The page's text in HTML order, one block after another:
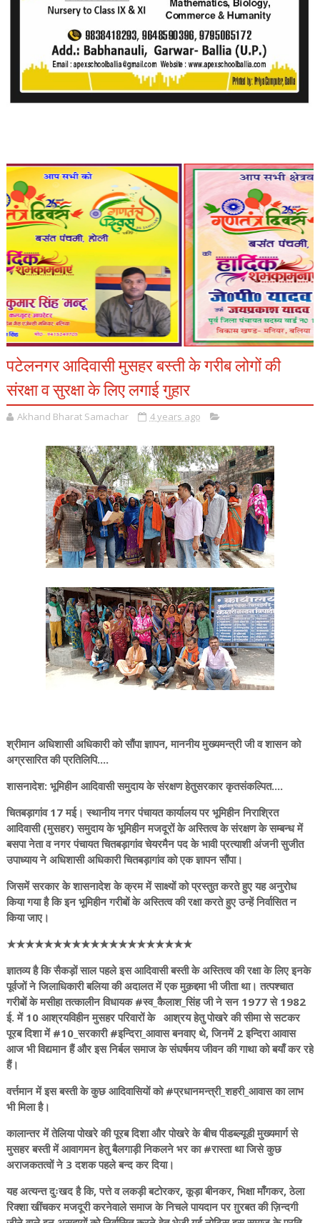
पटेलनगर आदिवासी मुसहर बस्ती के गरीब लोगों की
संरक्षा व सुरक्षा के लिए लगाई गुहार
Akhand Bharat Samachar 4 years ago
श्रीमान अधिशासी अधिकारी को सौंपा ज्ञापन, माननीय मुख्यमन्त्री जी व शासन को
अग्रसारित की प्रतिलिपि....
शासनादेश: भूमिहीन आदिवासी समुदाय के संरक्षण हेतुसरकार कृतसंकल्पित....
चितबड़ागांव 17 मई। स्थानीय नगर पंचायत कार्यालय पर भूमिहीन निराश्रित
आदिवासी (मुसहर) समुदाय के भूमिहीन मजदूरों के अस्तित्व के संरक्षण के सम्बन्ध में
बसपा नेता व नगर पंचायत चितबड़ागांव चेयरमैन पद के भावी प्रत्याशी अंजनी सुजीत
उपाध्याय ने अधिशासी अधिकारी चितबड़ागांव को एक ज्ञापन सौंपा।
जिसमें सरकार के शासनादेश के क्रम में साक्ष्यों को प्रस्तुत करते हुए यह अनुरोध
किया गया है कि इन भूमिहीन गरीबों के अस्तित्व की रक्षा करते हुए उन्हें निर्वासित न
किया जाए।
★★★★★★★★★★★★★★★★★★★★
ज्ञातव्य है कि सैकड़ों साल पहले इस आदिवासी बस्ती के अस्तित्व की रक्षा के लिए इनके
पूर्वजों ने जिलाधिकारी बलिया की अदालत में एक मुक़द्दमा भी जीता था। तत्पश्चात
गरीबों के मसीहा तत्कालीन विधायक #स्व_कैलाश_सिंह जी ने सन 1977 से 1982
ई. में 10 आश्रयविहीन मुसहर परिवारों के आश्रय हेतु पोखरे की सीमा से सटकर
पूरब दिशा में #10_सरकारी #इन्दिरा_आवास बनवाए थे, जिनमें 2 इन्दिरा आवास
आज भी विद्यमान हैं और इस निर्बल समाज के संघर्षमय जीवन की गाथा को बयाँ कर रहे
हैं।
वर्त्तमान में इस बस्ती के कुछ आदिवासियों को #प्रधानमन्त्री_शहरी_आवास का लाभ
भी मिला है।
कालान्तर में तेलिया पोखरे की पूरब दिशा और पोखरे के बीच पीडब्ल्यूडी मुख्यमार्ग से
मुसहर बस्ती में आवागमन हेतु बैलगाड़ी निकलने भर का #रास्ता था जिसे कुछ
अराजकतत्वों ने 3 दशक पहले बन्द कर दिया।
यह अत्यन्त दुःखद है कि, पत्ते व लकड़ी बटोरकर, कूड़ा बीनकर, भिक्षा माँगकर, ठेला
रिक्शा खींचकर मजदूरी करनेवाले समाज के निचले पायदान पर ग़ुरबत की ज़िन्दगी